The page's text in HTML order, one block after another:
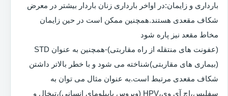
بارداری و زایمان:در اواخر بارداری زنان باردار بیشتر در معرض
شکاف مقعدی هستند.همچنین ممکن است در حین زایمان
مخاط مقعد نیز پاره شود
(عفونت های منتقله از راه مقاربتی)-همچنین به عنوان STD
(بیماری های مقاربتی)شناخته می شود و با خطر بالاتر داشتن
شکاف مقعدی مرتبط است.به عنوان مثال می توان به
سفلیس،اچ آی وی،HPV (ویروس پاپیلومای انسانی)،تبخال و